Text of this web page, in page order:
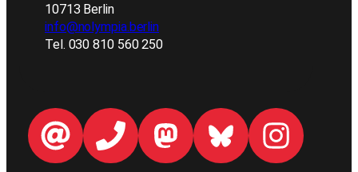
10713 Berlin
info@nolympia.berlin
Tel. 030 810 560 250